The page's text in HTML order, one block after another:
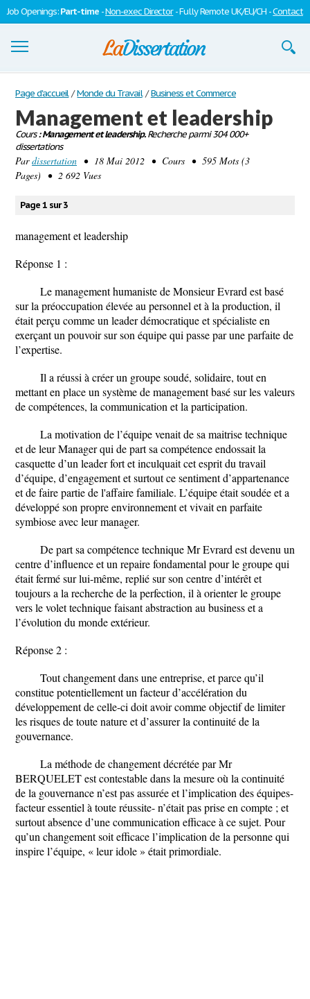
Job Openings:Part-time -Non-exec Director- Fully Remote UK/EU/CH -Contact
Dissertations
S'inscrire
Se connecter
Contactez-nous
Page d'accueil / Monde du Travail / Business et Commerce
Management et leadership
Cours: Management et leadership.Recherche parmi 304 000+
dissertations
Pardissertation • 18 Mai 2012 • Cours • 595 Mots (3
Pages) • 2 692 Vues
Page 1 sur 3
management et leadership
Réponse 1 :
Le management humaniste de Monsieur Evrard est basé
sur la préoccupation élevée au personnel et à la production, il
était perçu comme un leader démocratique et spécialiste en
exerçant un pouvoir sur son équipe qui passe par une parfaite de
l’expertise.
Il a réussi à créer un groupe soudé, solidaire, tout en
mettant en place un système de management basé sur les valeurs
de compétences, la communication et la participation.
La motivation de l’équipe venait de sa maitrise technique
et de leur Manager qui de part sa compétence endossait la
casquette d’un leader fort et inculquait cet esprit du travail
d’équipe, d’engagement et surtout ce sentiment d’appartenance
et de faire partie de l'affaire familiale. L’équipe était soudée et a
développé son propre environnement et vivait en parfaite
symbiose avec leur manager.
De part sa compétence technique Mr Evrard est devenu un
centre d’influence et un repaire fondamental pour le groupe qui
était fermé sur lui-même, replié sur son centre d’intérêt et
toujours a la recherche de la perfection, il à orienter le groupe
vers le volet technique faisant abstraction au business et a
l’évolution du monde extérieur.
Réponse 2 :
Tout changement dans une entreprise, et parce qu’il
constitue potentiellement un facteur d’accélération du
développement de celle-ci doit avoir comme objectif de limiter
les risques de toute nature et d’assurer la continuité de la
gouvernance.
La méthode de changement décrétée par Mr
BERQUELET est contestable dans la mesure où la continuité
de la gouvernance n’est pas assurée et l’implication des équipes-
facteur essentiel à toute réussite- n’était pas prise en compte ; et
surtout absence d’une communication efficace à ce sujet. Pour
qu’un changement soit efficace l’implication de la personne qui
inspire l’équipe, « leur idole » était primordiale.